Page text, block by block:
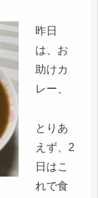
昨日
は、お
助けカ
レー、
とりあ
えず、2
日はこ
れで食